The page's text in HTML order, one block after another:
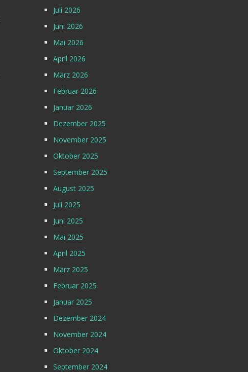
Juli 2026
Juni 2026
Mai 2026
April 2026
März 2026
Februar 2026
Januar 2026
Dezember 2025
November 2025
Oktober 2025
September 2025
August 2025
Juli 2025
Juni 2025
Mai 2025
April 2025
März 2025
Februar 2025
Januar 2025
Dezember 2024
November 2024
Oktober 2024
September 2024